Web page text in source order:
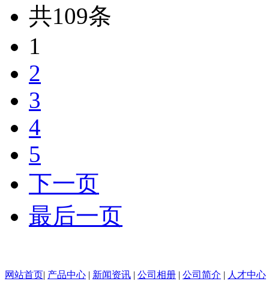
共109条
1
2
3
4
5
下一页
最后一页
网站首页| 产品中心 | 新闻资讯 | 公司相册 | 公司简介 | 人才中心